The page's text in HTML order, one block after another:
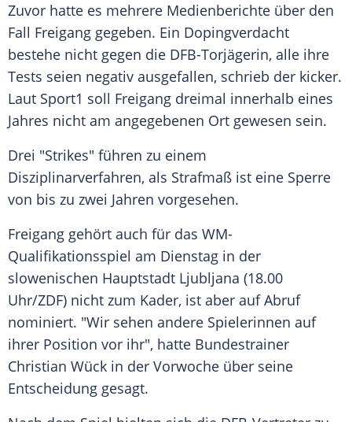
Zuvor hatte es mehrere Medienberichte über den
Fall Freigang gegeben. Ein Dopingverdacht
bestehe nicht gegen die DFB-Torjägerin, alle ihre
Tests seien negativ ausgefallen, schrieb der kicker.
Laut Sport1 soll Freigang dreimal innerhalb eines
Jahres nicht am angegebenen Ort gewesen sein.
Drei "Strikes" führen zu einem
Disziplinarverfahren, als Strafmaß ist eine Sperre
von bis zu zwei Jahren vorgesehen.
Freigang gehört auch für das WM-
Qualifikationsspiel am Dienstag in der
slowenischen Hauptstadt Ljubljana (18.00
Uhr/ZDF) nicht zum Kader, ist aber auf Abruf
nominiert. "Wir sehen andere Spielerinnen auf
ihrer Position vor ihr", hatte Bundestrainer
Christian Wück in der Vorwoche über seine
Entscheidung gesagt.